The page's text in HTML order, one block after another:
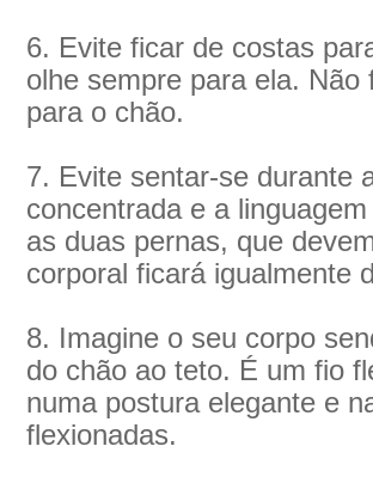
6. Evite ficar de costas
olhe sempre para ela.
para o chão.
7. Evite sentar-se durante
concentrada e a
as duas pernas, que
corporal ficará igualmente
8. Imagine o seu corpo
do chão ao teto. É um fio
numa postura elegante e
flexionadas.